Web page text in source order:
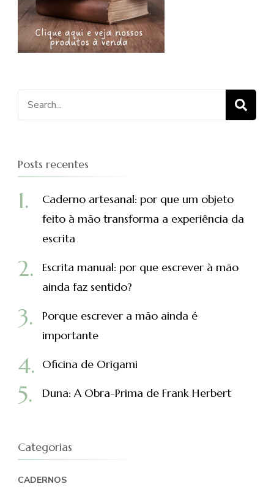
Procurar
por:
Posts recentes
Caderno artesanal: por que um objeto
feito à mão transforma a experiência da
escrita
Escrita manual: por que escrever à mão
ainda faz sentido?
Porque escrever a mão ainda é
importante
Oficina de Origami
Duna: A Obra-Prima de Frank Herbert
Categorias
CADERNOS